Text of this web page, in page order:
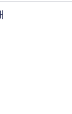
디럭스룸, 킹